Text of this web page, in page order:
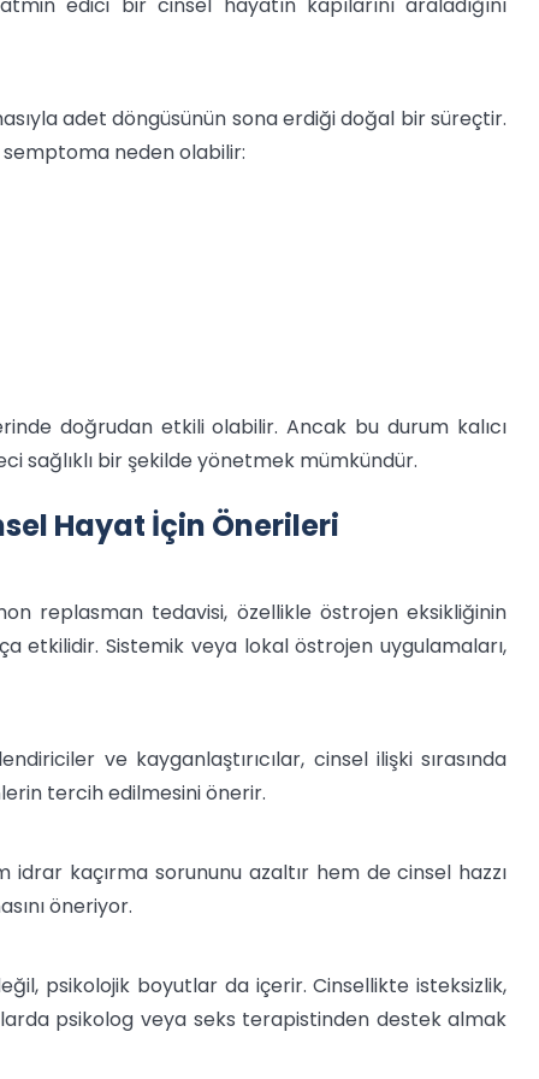
adet döngüsünün sona erdiği doğal bir süreçtir.
neden olabilir:
doğrudan etkili olabilir. Ancak bu durum kalıcı
sağlıklı bir şekilde yönetmek mümkündür.
Hayat İçin Önerileri
replasman tedavisi, özellikle östrojen eksikliğinin
etkilidir. Sistemik veya lokal östrojen uygulamaları,
ve kayganlaştırıcılar, cinsel ilişki sırasında
tercih edilmesini önerir.
kaçırma sorununu azaltır hem de cinsel hazzı
öneriyor.
psikolojik boyutlar da içerir. Cinsellikte isteksizlik,
psikolog veya seks terapistinden destek almak